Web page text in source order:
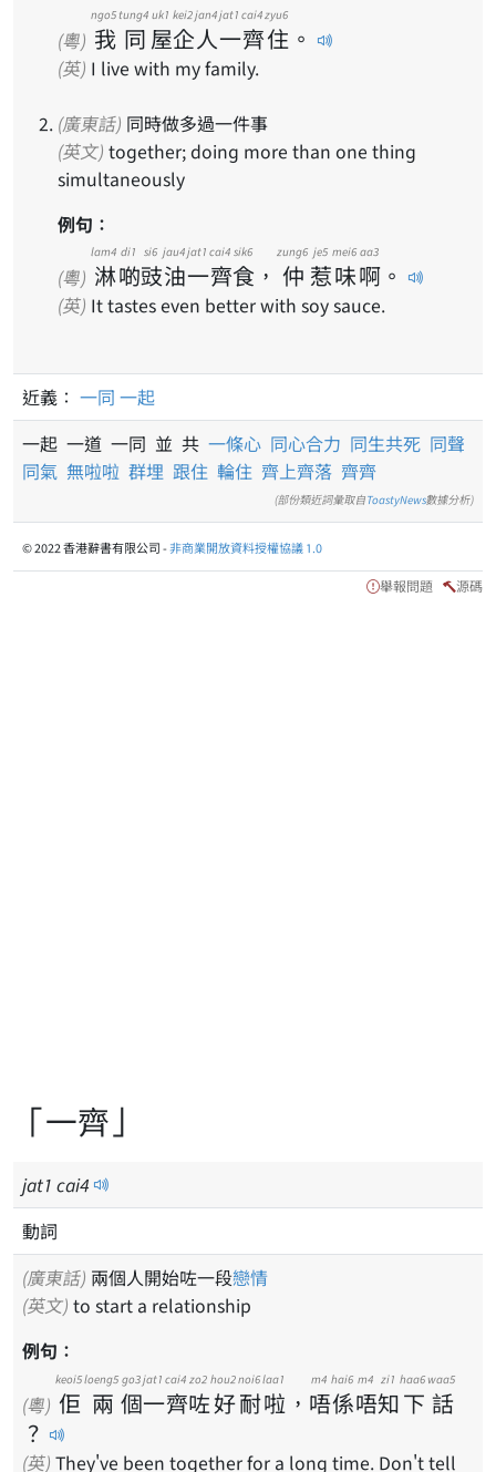
(粵) 我
ngo5
同
tung4
屋
uk1
企
kei2
人
jan4
一
jat1
齊
cai4
住
zyu6
。
(英) I live with my family.
(廣東話) 同時做多過一件事
(英文)
simultaneously
例句：
(粵) 淋
lam4
啲
di1
豉
si6
油
jau4
一
jat1
齊
cai4
食
sik6
， 仲
zung6
惹
je5
味
mei6
啊
aa3
。
(英) It tastes even better with soy sauce.
近義： 一同 一起
一起 一道 一同 並 共 一條心 同心合力 同生共死 同聲
同氣 無啦啦 群埋 跟住 輪住 齊上齊落 齊齊
(部份類近詞彙取自ToastyNews數據分析)
© 2022 香港辭書有限公司 -非商業開放資料授權協議 1.0
舉報問題 源碼
「一齊」
jat1 cai4
動詞
(廣東話) 兩個人開始咗一段戀情
(英文) to start a relationship
例句：
(粵) 佢
keoi5
兩
loeng5
個
go3
一
jat1
齊
cai4
咗
zo2
好
hou2
耐
noi6
啦
laa1
， 唔
m4
係
hai6
唔
m4
知
zi1
下
haa6
話
waa5
？
(英) They've been together for a long time. Don't tell